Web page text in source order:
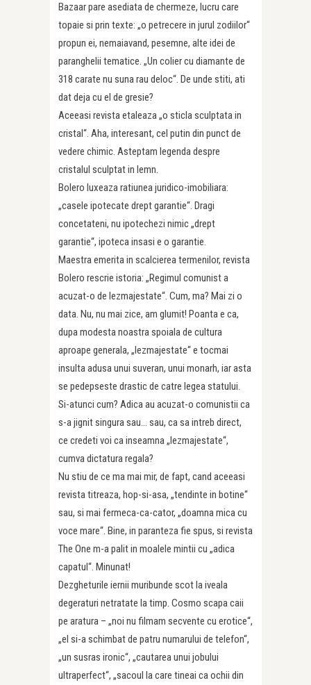
Bazaar pare asediata de chermeze, lucru care
topaie si prin texte: „o petrecere in jurul zodiilor“
propun ei, nemaiavand, pesemne, alte idei de
paranghelii tematice. „Un colier cu diamante de
318 carate nu suna rau deloc“. De unde stiti, ati
dat deja cu el de gresie?
Aceeasi revista etaleaza „o sticla sculptata in
cristal“. Aha, interesant, cel putin din punct de
vedere chimic. Asteptam legenda despre
cristalul sculptat in lemn.
Bolero luxeaza ratiunea juridico-imobiliara:
„casele ipotecate drept garantie“. Dragi
concetateni, nu ipotechezi nimic „drept
garantie“, ipoteca insasi e o garantie.
Maestra emerita in scalcierea termenilor, revista
Bolero rescrie istoria: „Regimul comunist a
acuzat-o de lezmajestate“. Cum, ma? Mai zi o
data. Nu, nu mai zice, am glumit! Poanta e ca,
dupa modesta noastra spoiala de cultura
aproape generala, „lezmajestate“ e tocmai
insulta adusa unui suveran, unui monarh, iar asta
se pedepseste drastic de catre legea statului.
Si-atunci cum? Adica au acuzat-o comunistii ca
s-a jignit singura sau… sau, ca sa intreb direct,
ce credeti voi ca inseamna „lezmajestate“,
cumva dictatura regala?
Nu stiu de ce ma mai mir, de fapt, cand aceeasi
revista titreaza, hop-si-asa, „tendinte in botine“
sau, si mai fermeca-ca-cator, „doamna mica cu
voce mare“. Bine, in paranteza fie spus, si revista
The One m-a palit in moalele mintii cu „adica
capatul“. Minunat!
Dezgheturile iernii muribunde scot la iveala
degeraturi netratate la timp. Cosmo scapa caii
pe aratura – „noi nu filmam secvente cu erotice“,
„el si-a schimbat de patru numarului de telefon“,
„un susras ironic“, „cautarea unui jobului
ultraperfect“, „sacoul la care tineai ca ochii din